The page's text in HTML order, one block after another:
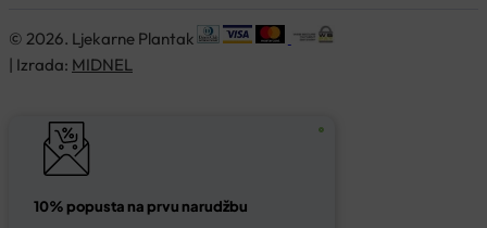
© 2026. Ljekarne Plantak
| Izrada: MIDNEL
10% popusta na prvu narudžbu